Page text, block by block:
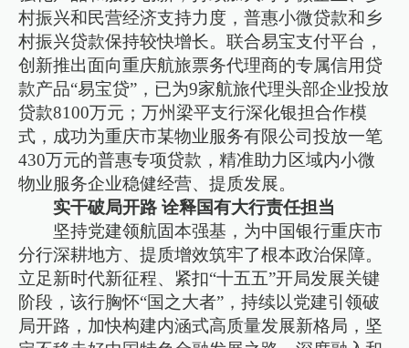
村振兴和民营经济支持力度，普惠小微贷款和乡
村振兴贷款保持较快增长。联合易宝支付平台，
创新推出面向重庆航旅票务代理商的专属信用贷
款产品“易宝贷”，已为9家航旅代理头部企业投放
贷款8100万元；万州梁平支行深化银担合作模
式，成功为重庆市某物业服务有限公司投放一笔
430万元的普惠专项贷款，精准助力区域内小微
物业服务企业稳健经营、提质发展。
实干破局开路 诠释国有大行责任担当
坚持党建领航固本强基，为中国银行重庆市
分行深耕地方、提质增效筑牢了根本政治保障。
立足新时代新征程、紧扣“十五五”开局发展关键
阶段，该行胸怀“国之大者”，持续以党建引领破
局开路，加快构建内涵式高质量发展新格局，坚